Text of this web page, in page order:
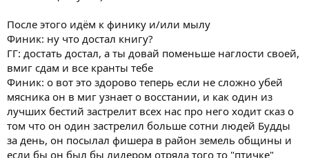
После этого идём к финику и/или мылу
Финик: ну что достал книгу?
ГГ: достать достал, а ты довай поменьше наглости своей,
вмиг сдам и все кранты тебе
Финик: о вот это здорово теперь если не сложно убей
мясника он в миг узнает о восстании, и как один из
лучших бестий застрелит всех нас про него ходит сказ о
том что он один застрелил больше сотни людей Будды
за день, он посылал фишера в район земель общины и
если бы он был бы лидером отряда того то "птичке"